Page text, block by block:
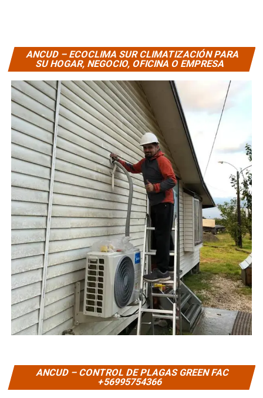
ANCUD – ECOCLIMA SUR CLIMATIZACIÓN PARA
SU HOGAR, NEGOCIO, OFICINA O EMPRESA
ANCUD – CONTROL DE PLAGAS GREEN FAC
+56995754366